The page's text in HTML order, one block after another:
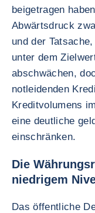
beigetragen
Abwärtsdruck
und der
unter dem
abschwächen,
notleidenden
Kreditvolumens
eine deutliche
einschränken.
Die
niedrigem
Das öffentliche